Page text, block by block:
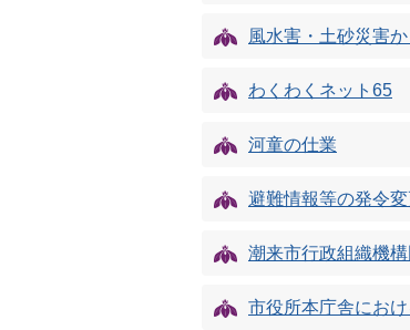
風水害・土砂災害
わくわくネット65
河童の仕業
避難情報等の発令
潮来市行政組織機構
市役所本庁舎にお